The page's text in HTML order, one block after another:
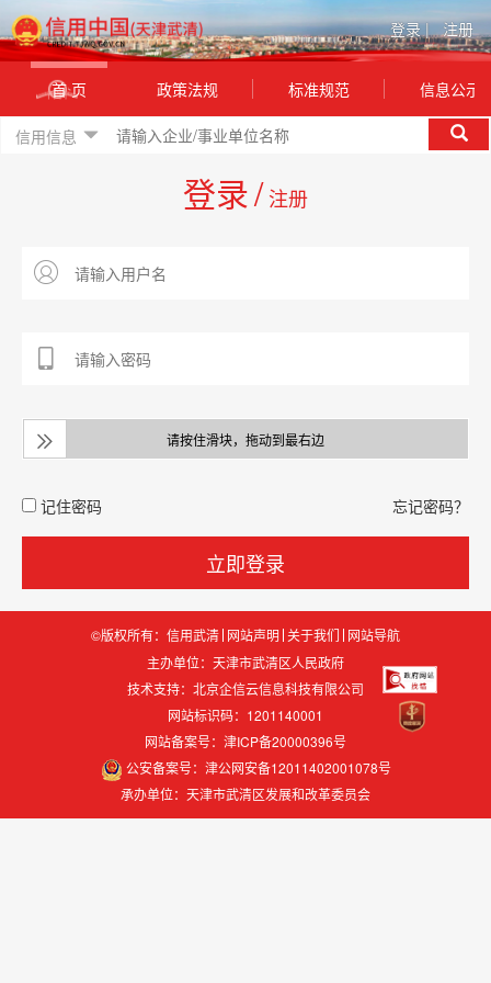
登录| 注册
首 页 政策法规 标准规范 信息公示
信用信息
登录/ 注册
请按住滑块，拖动到最右边
记住密码 忘记密码？
立即登录
©版权所有：信用武清 网站声明 关于我们 网站导航
主办单位：天津市武清区人民政府
技术支持： 北京企信云信息科技有限公司
网站标识码：1201140001
网站备案号：津ICP备20000396号
公安备案号：津公网安备12011402001078号
承办单位：天津市武清区发展和改革委员会